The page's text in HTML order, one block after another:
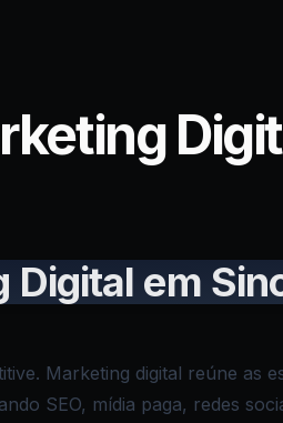
Digital em
Marketing digital reúne as
SEO, mídia paga, redes